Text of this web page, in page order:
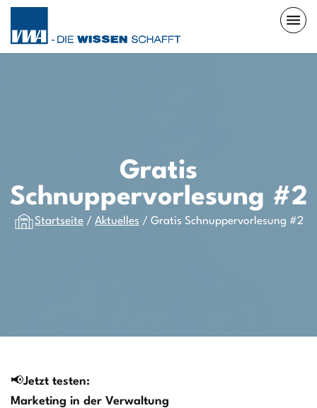
Gratis
Schnuppervorlesung #2
Startseite / Aktuelles / Gratis Schnuppervorlesung #2
📢Jetzt testen:
Marketing in der Verwaltung